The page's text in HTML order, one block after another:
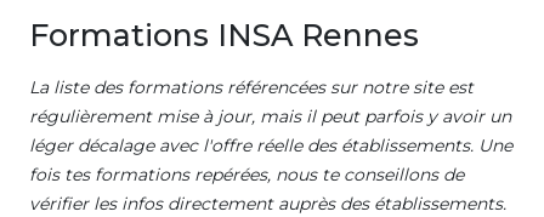
Formations INSA Rennes
La liste des formations référencées sur notre site est
régulièrement mise à jour, mais il peut parfois y avoir un
léger décalage avec l'offre réelle des établissements. Une
fois tes formations repérées, nous te conseillons de
vérifier les infos directement auprès des établissements.